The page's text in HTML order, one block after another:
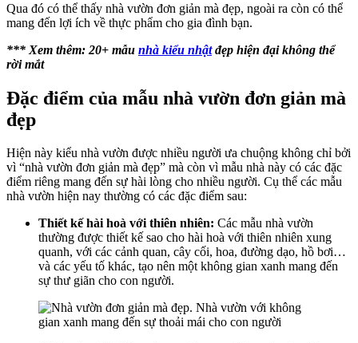
Qua đó có thể thấy nhà vườn đơn giản mà đẹp, ngoài ra còn có thể
mang đến lợi ích về thực phẩm cho gia đình bạn.
*** Xem thêm: 20+ mẫu nhà kiểu nhậtđẹp hiện đại không thể
rời mắt
Đặc điểm của mẫu nhà vườn đơn giản mà
đẹp
Hiện này kiểu nhà vườn được nhiều người ưa chuộng không chỉ bởi
vì “nhà vườn đơn giản mà đẹp” mà còn vì mẫu nhà này có các đặc
điểm riêng mang đến sự hài lòng cho nhiều người. Cụ thể các mẫu
nhà vườn hiện nay thường có các đặc điểm sau:
Thiết kế hài hoà với thiên nhiên: Các mẫu nhà vườn
thường được thiết kế sao cho hài hoà với thiên nhiên xung
quanh, với các cảnh quan, cây cối, hoa, đường dạo, hồ bơi…
và các yếu tố khác, tạo nên một không gian xanh mang đến
sự thư giãn cho con người.